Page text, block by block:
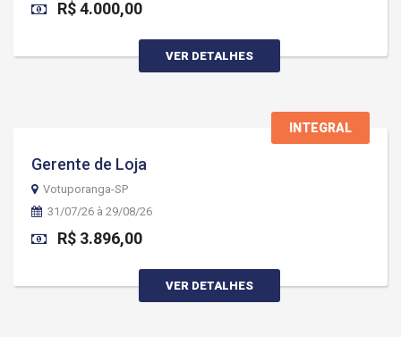
R$ 4.000,00
VER DETALHES
INTEGRAL
Gerente de Loja
Votuporanga-SP
31/07/26 à 29/08/26
R$ 3.896,00
VER DETALHES